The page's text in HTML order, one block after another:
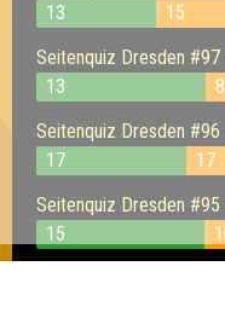
13
15
Seitenquiz Dresden
13
8
Seitenquiz Dresden
17
17
Seitenquiz Dresden
15